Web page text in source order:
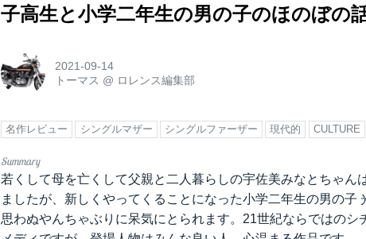
子高生と小学二年生の男の子のほのぼの
2021-09-14
トーマス @ ロレンス編集部
名作レビュー シングルマザー シングルファーザー 現代的 CULTURE
若くして母を亡くして父親と二人暮らしの宇佐美みなとちゃん
ましたが、新しくやってくることになった小学二年生の男の子
思わぬやんちゃぶりに呆気にとられます。21世紀ならではのシ